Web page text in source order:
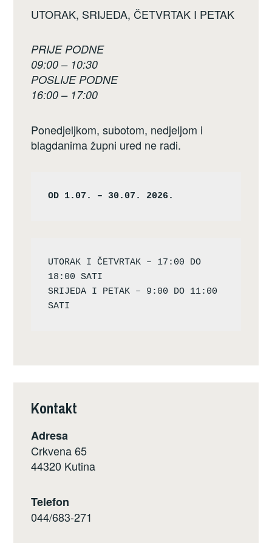
UTORAK, SRIJEDA, ČETVRTAK I PETAK
PRIJE PODNE
09:00 – 10:30
POSLIJE PODNE
16:00 – 17:00
Ponedjeljkom, subotom, nedjeljom i
blagdanima župni ured ne radi.
OD 1.07. – 30.07. 2026.
UTORAK I ČETVRTAK – 17:00 DO
18:00 SATI
SRIJEDA I PETAK – 9:00 DO 11:00
Kontakt
Adresa
Crkvena 65
44320 Kutina
Telefon
044/683-271